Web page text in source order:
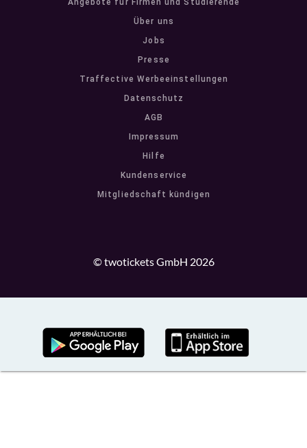
Angebote für Firmen und Studierende
Über uns
Jobs
Presse
Traffective Werbeeinstellungen
Datenschutz
AGB
Impressum
Hilfe
Kundenservice
Mitgliedschaft kündigen
© twotickets GmbH 2026